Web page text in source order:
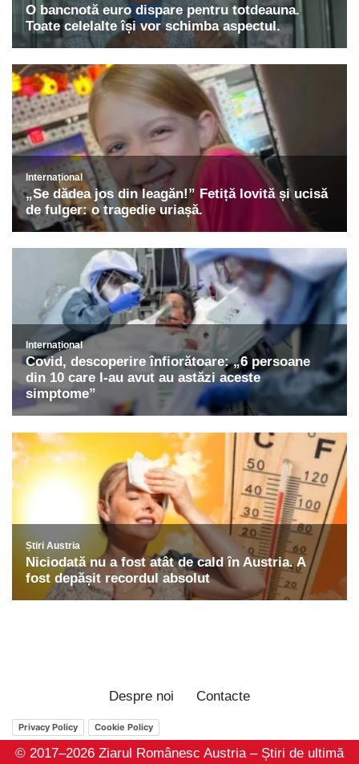
Despre noi Contacte
Privacy Policy Cookie Policy
© 2017–2026 Ziarul Românesc Austria – Știri de ultimă